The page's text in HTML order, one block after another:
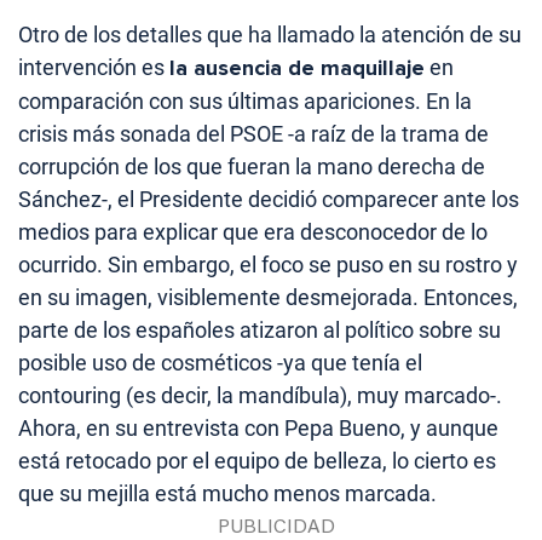
Otro de los detalles que ha llamado la atención de su
intervención es la ausencia de maquillaje en
comparación con sus últimas apariciones. En la
crisis más sonada del PSOE -a raíz de la trama de
corrupción de los que fueran la mano derecha de
Sánchez-, el Presidente decidió comparecer ante los
medios para explicar que era desconocedor de lo
ocurrido. Sin embargo, el foco se puso en su rostro y
en su imagen, visiblemente desmejorada. Entonces,
parte de los españoles atizaron al político sobre su
posible uso de cosméticos -ya que tenía el
contouring (es decir, la mandíbula), muy marcado-.
Ahora, en su entrevista con Pepa Bueno, y aunque
está retocado por el equipo de belleza, lo cierto es
que su mejilla está mucho menos marcada.